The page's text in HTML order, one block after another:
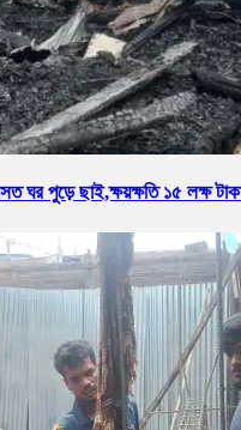
ঘর পুড়ে ছাই,ক্ষয়ক্ষতি ১৫ লক্ষ